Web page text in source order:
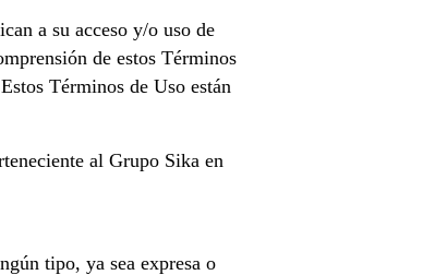
a su acceso y/o uso de
de estos Términos
Términos de Uso están
al Grupo Sika en
tipo, ya sea expresa o